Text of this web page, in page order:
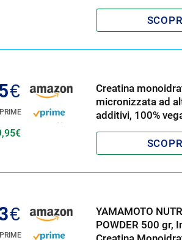
€
Creatina
micronizzata ad
additivi, 100%
€
YAMAMOTO
POWDER 500 gr,